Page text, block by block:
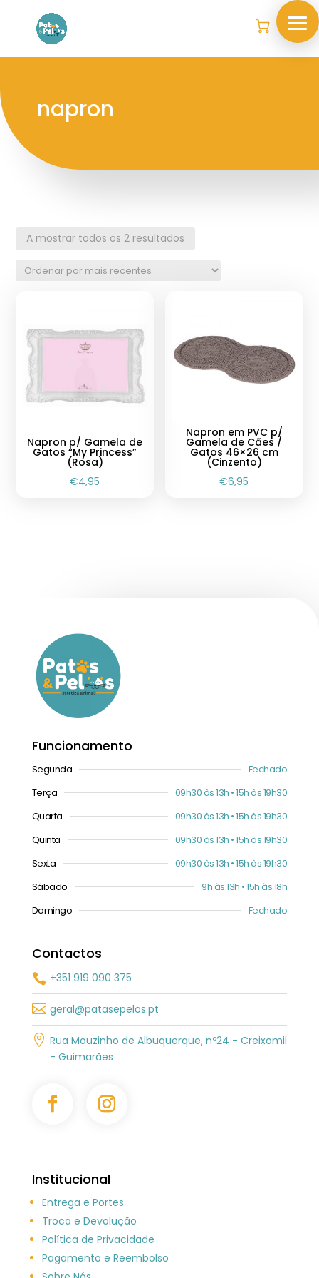
napron
A mostrar todos os 2 resultados
Napron p/ Gamela de
Gatos “My Princess”
(Rosa)
€4,95
Napron em PVC p/
Gamela de Cães /
Gatos 46×26 cm
(Cinzento)
€6,95
Funcionamento
Segunda
Fechado
Terça
09h30 às 13h • 15h às 19h30
Quarta
09h30 às 13h • 15h às 19h30
Quinta
09h30 às 13h • 15h às 19h30
Sexta
09h30 às 13h • 15h às 19h30
Sábado
9h às 13h • 15h às 18h
Domingo
Fechado
Contactos
 +351 919 090 375
 geral@patasepelos.pt
 Rua Mouzinho de Albuquerque, nº24 - Creixomil
- Guimarães
Institucional
Entrega e Portes
Troca e Devolução
Política de Privacidade
Pagamento e Reembolso